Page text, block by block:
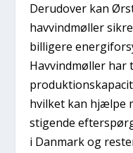
Derudover kan
havvindmøller
billigere
Havvindmøller har
hvilket kan hjælpe
stigende
i Danmark og